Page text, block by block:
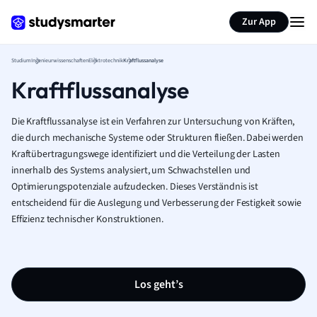
Zur App
StudiumIngenieurwissenschaftenElektrotechnikKraftflussanalyse
Kraftflussanalyse
Die Kraftflussanalyse ist ein Verfahren zur Untersuchung von Kräften,
die durch mechanische Systeme oder Strukturen fließen. Dabei werden
Kraftübertragungswege identifiziert und die Verteilung der Lasten
innerhalb des Systems analysiert, um Schwachstellen und
Optimierungspotenziale aufzudecken. Dieses Verständnis ist
entscheidend für die Auslegung und Verbesserung der Festigkeit sowie
Effizienz technischer Konstruktionen.
Los geht’s